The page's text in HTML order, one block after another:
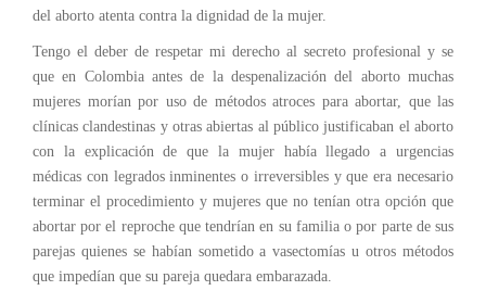
del aborto atenta contra la dignidad de la mujer.
Tengo el deber de respetar mi derecho al secreto profesional y se
que en Colombia antes de la despenalización del aborto muchas
mujeres morían por uso de métodos atroces para abortar, que las
clínicas clandestinas y otras abiertas al público justificaban el aborto
con la explicación de que la mujer había llegado a urgencias
médicas con legrados inminentes o irreversibles y que era necesario
terminar el procedimiento y mujeres que no tenían otra opción que
abortar por el reproche que tendrían en su familia o por parte de sus
parejas quienes se habían sometido a vasectomías u otros métodos
que impedían que su pareja quedara embarazada.